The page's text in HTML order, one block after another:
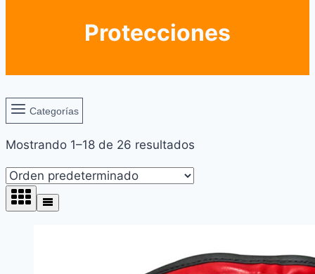
Protecciones
Categorías
Mostrando 1–18 de 26 resultados